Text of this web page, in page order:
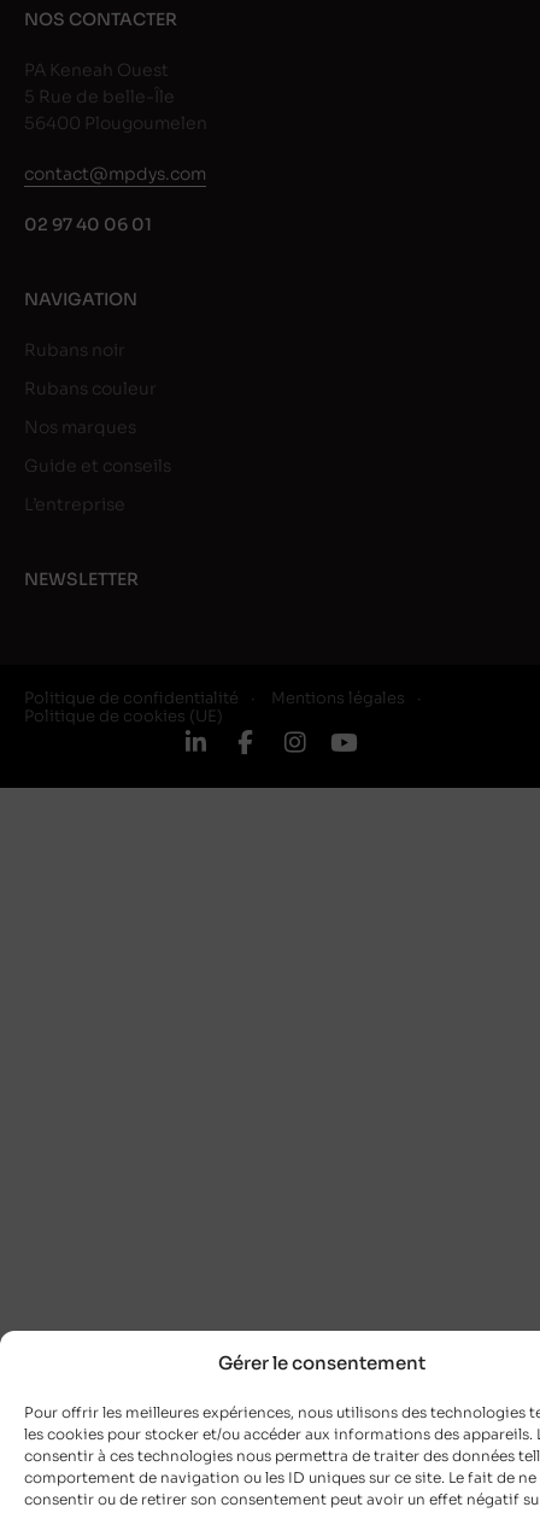
Gérer le consentement
Pour offrir les meilleures expériences, nous utilisons des technologies
les cookies pour stocker et/ou accéder aux informations des appareils.
consentir à ces technologies nous permettra de traiter des données
comportement de navigation ou les ID uniques sur ce site. Le fait de ne
consentir ou de retirer son consentement peut avoir un effet négatif
NOS CONTACTER
PA Keneah Ouest
5 Rue de belle-Île
56400 Plougoumelen
contact@mpdys.com
02 97 40 06 01
NAVIGATION
Rubans noir
Rubans couleur
Nos marques
Guide et conseils
L’entreprise
NEWSLETTER
Politique de confidentialité
Mentions légales
Politique de cookies (UE)